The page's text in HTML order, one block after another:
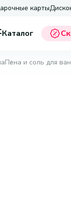
карты
Каталог
Пена и соль для